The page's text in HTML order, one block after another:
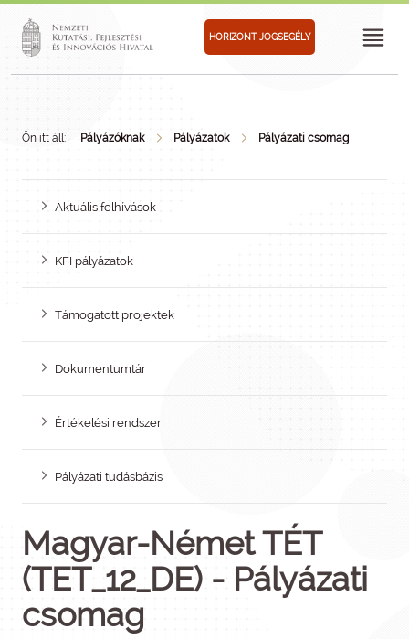
HORIZONT JOGSEGÉLY
Ön itt áll: Pályázóknak Pályázatok Pályázati csomag
Aktuális felhívások
KFI pályázatok
Támogatott projektek
Dokumentumtár
Értékelési rendszer
Pályázati tudásbázis
Magyar-Német TÉT
(TET_12_DE) - Pályázati
csomag